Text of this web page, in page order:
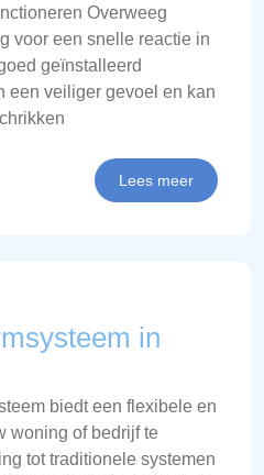
Overweeg
voor een snelle reactie in
geïnstalleerd
een veiliger gevoel en kan
Lees meer
in
biedt een flexibele en
woning of bedrijf te
tot traditionele systemen